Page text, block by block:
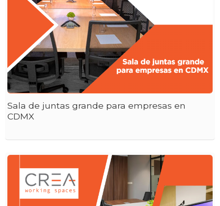
Sala de juntas grande para empresas en
CDMX